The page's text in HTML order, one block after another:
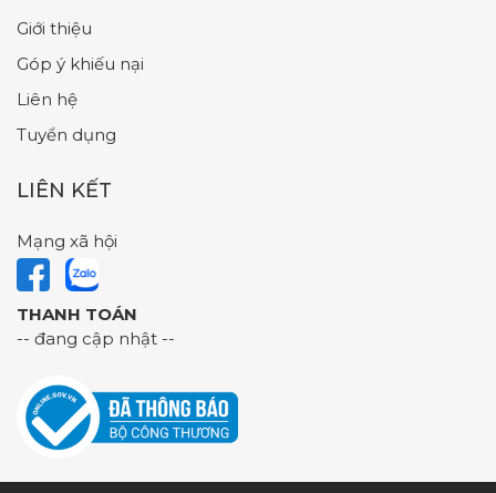
Giới thiệu
Góp ý khiếu nại
Liên hệ
Tuyển dụng
LIÊN KẾT
Mạng xã hội
THANH TOÁN
-- đang cập nhật --